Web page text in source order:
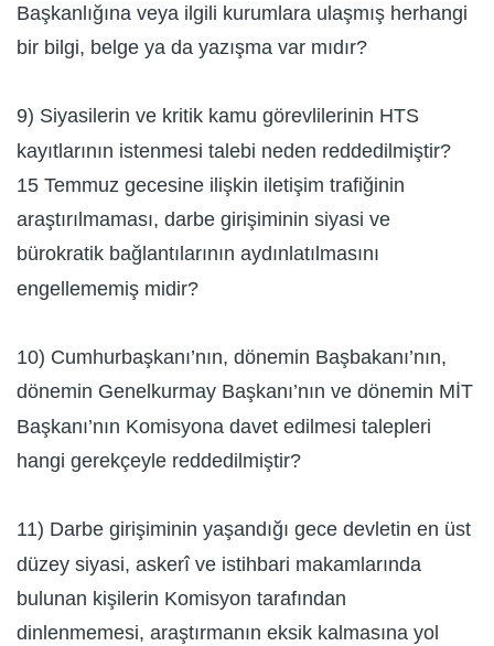
Başkanlığına veya ilgili kurumlara ulaşmış herhangi
bir bilgi, belge ya da yazışma var mıdır?
9) Siyasilerin ve kritik kamu görevlilerinin HTS
kayıtlarının istenmesi talebi neden reddedilmiştir?
15 Temmuz gecesine ilişkin iletişim trafiğinin
araştırılmaması, darbe girişiminin siyasi ve
bürokratik bağlantılarının aydınlatılmasını
engellememiş midir?
10) Cumhurbaşkanı’nın, dönemin Başbakanı’nın,
dönemin Genelkurmay Başkanı’nın ve dönemin MİT
Başkanı’nın Komisyona davet edilmesi talepleri
hangi gerekçeyle reddedilmiştir?
11) Darbe girişiminin yaşandığı gece devletin en üst
düzey siyasi, askerî ve istihbari makamlarında
bulunan kişilerin Komisyon tarafından
dinlenmemesi, araştırmanın eksik kalmasına yol